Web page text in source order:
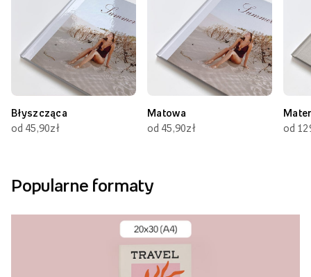
Błyszcząca
od 45,90zł
Matowa
od 45,90zł
od
Popularne formaty